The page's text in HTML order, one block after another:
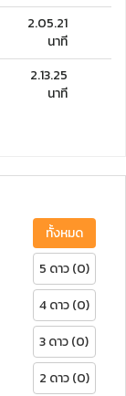
2.05.21
นาที
2.13.25
นาที
ทั้งหมด
5 ดาว (0)
4 ดาว (0)
3 ดาว (0)
2 ดาว (0)